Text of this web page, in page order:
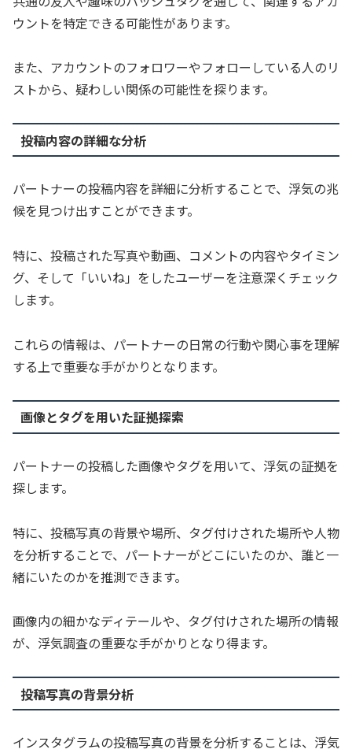
ウントを特定できる可能性があります。
また、アカウントのフォロワーやフォローしている人のリ
ストから、疑わしい関係の可能性を探ります。
投稿内容の詳細な分析
パートナーの投稿内容を詳細に分析することで、浮気の兆
候を見つけ出すことができます。
特に、投稿された写真や動画、コメントの内容やタイミン
グ、そして「いいね」をしたユーザーを注意深くチェック
します。
これらの情報は、パートナーの日常の行動や関心事を理解
する上で重要な手がかりとなります。
画像とタグを用いた証拠探索
パートナーの投稿した画像やタグを用いて、浮気の証拠を
探します。
特に、投稿写真の背景や場所、タグ付けされた場所や人物
を分析することで、パートナーがどこにいたのか、誰と一
緒にいたのかを推測できます。
画像内の細かなディテールや、タグ付けされた場所の情報
が、浮気調査の重要な手がかりとなり得ます。
投稿写真の背景分析
インスタグラムの投稿写真の背景を分析することは、浮気